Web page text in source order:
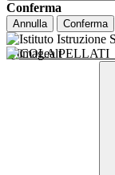
Conferma
Annulla Conferma
NICOLA PELLATI